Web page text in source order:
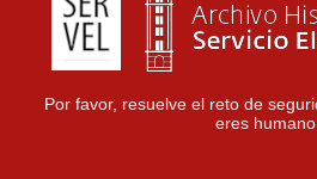
Por favor, resuelve el reto de
eres humano.